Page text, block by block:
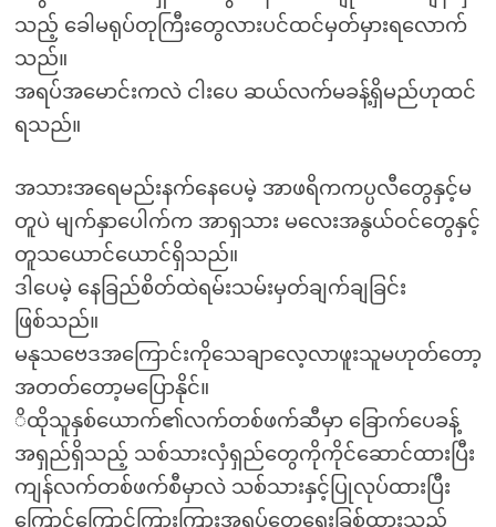
သည့် ခေါမရုပ်တုကြီးတွေလားပင်ထင်မှတ်မှားရလောက်
သည်။
အရပ်အမောင်းကလဲ ငါးပေ ဆယ်လက်မခန့်ရှိမည်ဟုထင်
ရသည်။
အသားအရေမည်းနက်နေပေမဲ့ အာဖရိကကပ္ပလီတွေနှင့်မ
တူပဲ မျက်နှာပေါက်က အာရှသား မလေးအနွယ်ဝင်တွေနှင့်
တူသယောင်ယောင်ရှိသည်။
ဒါပေမဲ့ နေခြည်စိတ်ထဲရမ်းသမ်းမှတ်ချက်ချခြင်း
ဖြစ်သည်။
မနုသဗေဒအကြောင်းကိုသေချာလေ့လာဖူးသူမဟုတ်တော့
အတတ်တော့မပြောနိုင်။
ိထိုသူနှစ်ယောက်၏လက်တစ်ဖက်ဆီမှာ ခြောက်ပေခန့်
အရှည်ရှိသည့် သစ်သားလှံရှည်တွေကိုကိုင်ဆောင်ထားပြီး
ကျန်လက်တစ်ဖက်စီမှာလဲ သစ်သားနှင့်ပြုလုပ်ထားပြီး
ကြောင်ကြောင်ကြားကြားအရုပ်တွေရေးခြစ်ထားသည့်